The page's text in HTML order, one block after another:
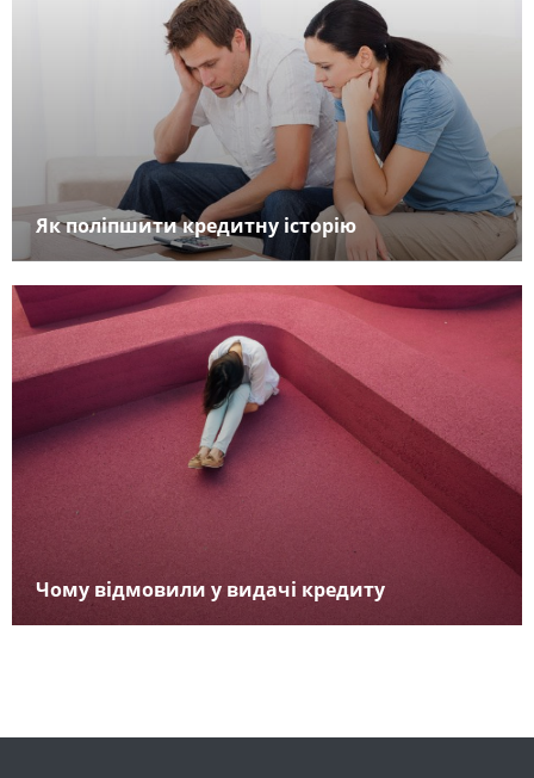
Як поліпшити кредитну історію
Чому відмовили у видачі кредиту